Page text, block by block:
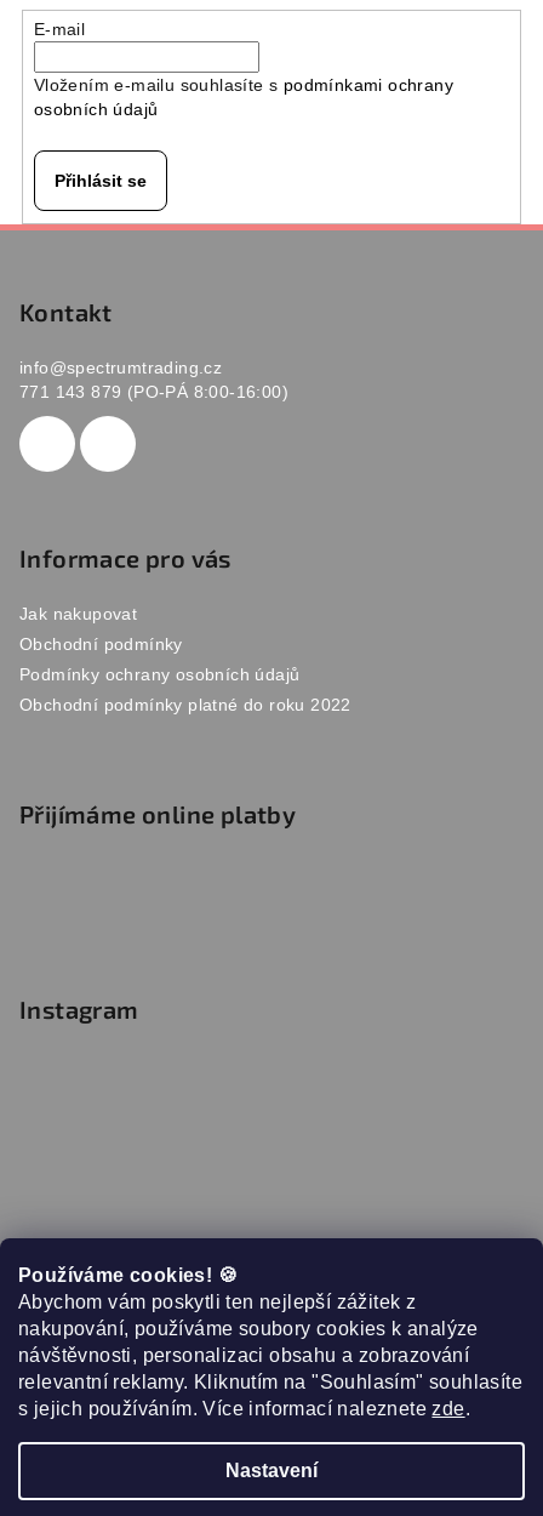
Používáme cookies! 🍪
Abychom vám poskytli ten nejlepší zážitek z
nakupování, používáme soubory cookies k analýze
návštěvnosti, personalizaci obsahu a zobrazování
relevantní reklamy. Kliknutím na "Souhlasím" souhlasíte
s jejich používáním. Více informací naleznetezde.
Nastavení
E-mail
Vložením e-mailu souhlasíte s podmínkami ochrany
osobních údajů
Přihlásit se
Kontakt
info@spectrumtrading.cz
771 143 879 (PO-PÁ 8:00-16:00)
Informace pro vás
Jak nakupovat
Obchodní podmínky
Podmínky ochrany osobních údajů
Obchodní podmínky platné do roku 2022
Přijímáme online platby
Instagram
Sledovat na Instagramu